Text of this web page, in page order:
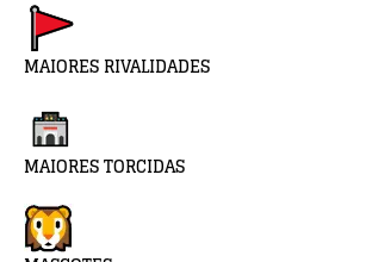
MAIORES RIVALIDADES
MAIORES TORCIDAS